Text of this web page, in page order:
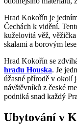
Hrad Kokořín je
Čechách k vidění.
kuželovitá věž,
skalami a borovým
Hrad Kokořín se
hradu Houska. Je
úžasné přírodě v okolí
návštěvníků z české
podniká snad každý
Ubytování v